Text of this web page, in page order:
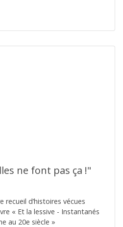
ne font pas ça !"
d’histoires vécues
« Et la lessive - Instantanés
au 20e siècle »